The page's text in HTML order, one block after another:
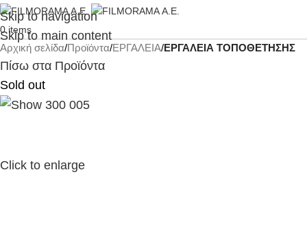
Skip to navigation
Skip to main content
0items
Αρχική σελίδα Προϊόντα ΕΡΓΑΛΕΙΑ ΕΡΓΑΛΕΙΑ ΤΟΠΟΘΕΤΗΣΗΣ
Πίσω στα Προϊόντα
Sold out
Click to enlarge